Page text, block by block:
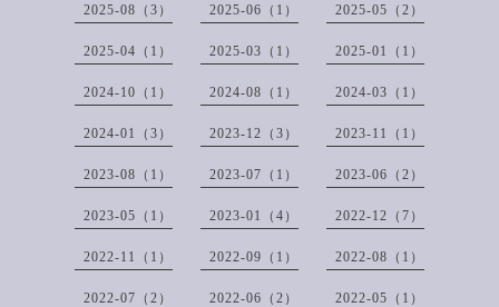
2025-08（3） 2025-06（1） 2025-05（2）
2025-04（1） 2025-03（1） 2025-01（1）
2024-10（1） 2024-08（1） 2024-03（1）
2024-01（3） 2023-12（3） 2023-11（1）
2023-08（1） 2023-07（1） 2023-06（2）
2023-05（1） 2023-01（4） 2022-12（7）
2022-11（1） 2022-09（1） 2022-08（1）
2022-07（2） 2022-06（2） 2022-05（1）